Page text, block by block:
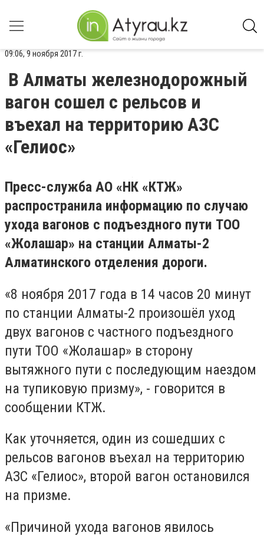
09:06, 9 ноября 2017 г.
В Алматы железнодорожный
вагон сошел с рельсов и
въехал на территорию АЗС
«Гелиос»
Пресс-служба АО «НК «КТЖ»
распространила информацию по случаю
ухода вагонов с подъездного пути ТОО
«Жолашар» на станции Алматы-2
Алматинского отделения дороги.
«8 ноября 2017 года в 14 часов 20 минут
по станции Алматы-2 произошёл уход
двух вагонов с частного подъездного
пути ТОО «Жолашар» в сторону
вытяжного пути с последующим наездом
на тупиковую призму», - говорится в
сообщении КТЖ.
Как уточняется, один из сошедших с
рельсов вагонов въехал на территорию
АЗС «Гелиос», второй вагон остановился
на призме.
«Причиной ухода вагонов явилось